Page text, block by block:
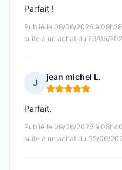
Publié le 09/06/2026 à 09h28
suite à un achat du 29/05/
Parfait !
J
jean michel L.
Note : 5 sur 5
Publié le 09/06/2026 à 08h40
suite à un achat du 02/06/
Parfait.